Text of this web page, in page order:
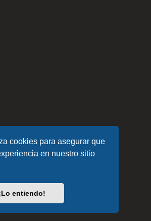
cookies para asegurar que
en nuestro sitio
entiendo!